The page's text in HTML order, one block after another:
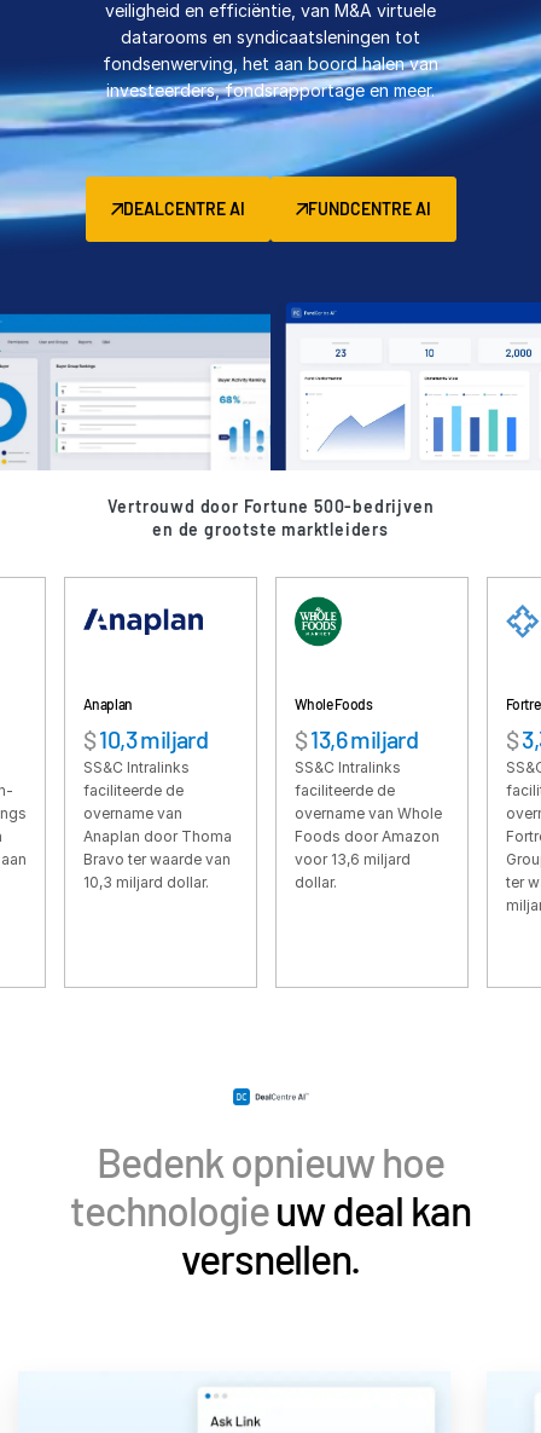
VDRPro
Aanvullende producten
SECURITYHUB
VIA
Solutions
About
Neem contact met ons op
Company
简体中文
繁體中文
Deutsch
日本語
한국인
Português
Español
Italiano
GET STARTED
veiligheid en efficiëntie, van M&A virtuele
datarooms en syndicaatsleningen tot
fondsenwerving, het aan boord halen van
investeerders, fondsrapportage en meer.
DEALCENTRE AI FUNDCENTRE AI
Vertrouwd door Fortune 500-bedrijven
en de grootste marktleiders
10,3 miljard
SS&C Intralinks
faciliteerde de
overname van
Anaplan door Thoma
Bravo ter waarde van
10,3 miljard dollar.
Whole Foods
13,6 miljard
SS&C Intralinks
faciliteerde de
overname van Whole
Foods door Amazon
voor 13,6 miljard
3,3
SS&C
faciliteerde de
overname van
Fortress
Group door
ter waarde
miljard dollar.
Bedenk opnieuw hoe
technologieuw deal kan
versnellen.